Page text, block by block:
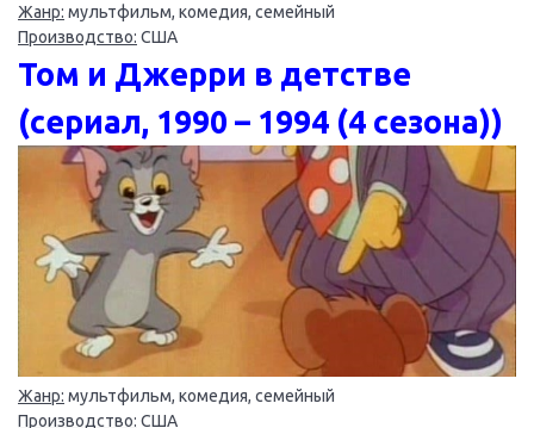
Жанр: мультфильм, комедия, семейный
Производство: США
Том и Джерри в детстве
(сериал, 1990 – 1994 (4 сезона))
Жанр: мультфильм, комедия, семейный
Производство: США